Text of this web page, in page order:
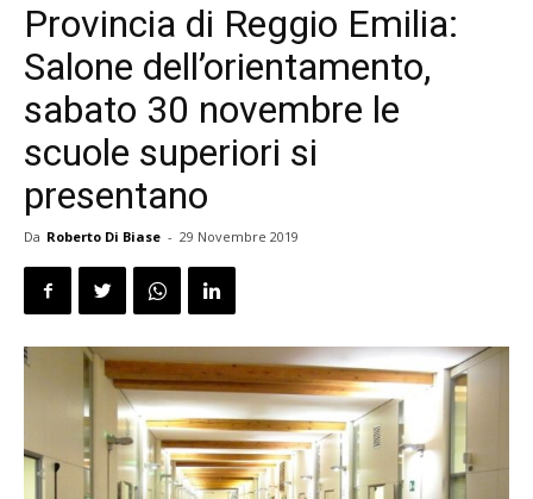
Provincia di Reggio Emilia:
Salone dell’orientamento,
sabato 30 novembre le
scuole superiori si
presentano
Da Roberto Di Biase - 29 Novembre 2019